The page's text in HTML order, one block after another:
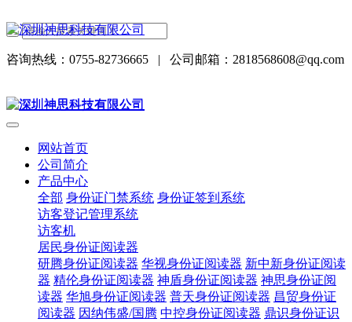
咨询热线：0755-82736665 | 公司邮箱：2818568608@qq.com
网站首页
公司简介
产品中心
全部 身份证门禁系统 身份证签到系统
访客登记管理系统
访客机
居民身份证阅读器
研腾身份证阅读器 华视身份证阅读器 新中新身份证阅读
器 精伦身份证阅读器 神盾身份证阅读器 神思身份证阅
读器 华旭身份证阅读器 普天身份证阅读器 昌贸身份证
阅读器 因纳伟盛/国腾 中控身份证阅读器 鼎识身份证识